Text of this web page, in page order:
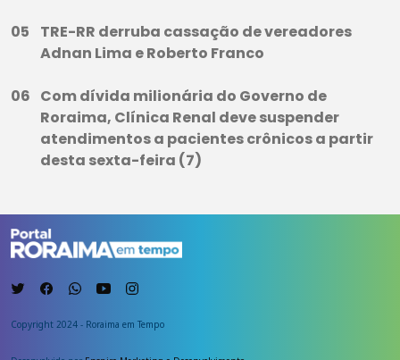
TRE-RR derruba cassação de vereadores
Adnan Lima e Roberto Franco
Com dívida milionária do Governo de
Roraima, Clínica Renal deve suspender
atendimentos a pacientes crônicos a partir
desta sexta-feira (7)
Copyright 2024 - Roraima em Tempo